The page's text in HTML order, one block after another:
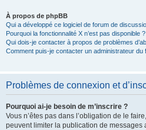
À propos de phpBB
Qui a développé ce logiciel de forum de
Pourquoi la fonctionnalité X n’est pas disponible ?
Qui dois-je contacter à propos de problèmes
Comment puis-je contacter un administrateur du
Problèmes de connexion et
Pourquoi ai-je besoin de m’inscrire ?
Vous n’êtes pas dans l’obligation de le
peuvent limiter la publication de messages